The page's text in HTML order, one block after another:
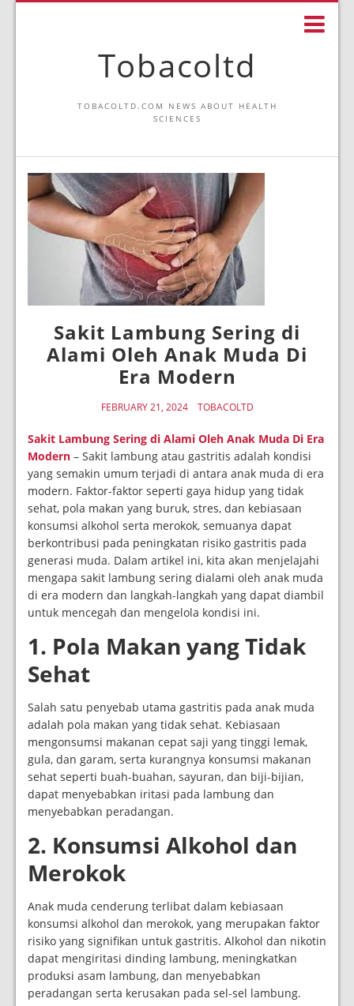
Tobacoltd
TOBACOLTD.COM NEWS ABOUT HEALTH
SCIENCES
Sakit Lambung Sering di
Alami Oleh Anak Muda Di
Era Modern
FEBRUARY 21, 2024 TOBACOLTD
Sakit Lambung Sering di Alami Oleh Anak Muda Di Era
Modern – Sakit lambung atau gastritis adalah kondisi
yang semakin umum terjadi di antara anak muda di era
modern. Faktor-faktor seperti gaya hidup yang tidak
sehat, pola makan yang buruk, stres, dan kebiasaan
konsumsi alkohol serta merokok, semuanya dapat
berkontribusi pada peningkatan risiko gastritis pada
generasi muda. Dalam artikel ini, kita akan menjelajahi
mengapa sakit lambung sering dialami oleh anak muda
di era modern dan langkah-langkah yang dapat diambil
untuk mencegah dan mengelola kondisi ini.
1. Pola Makan yang Tidak
Sehat
Salah satu penyebab utama gastritis pada anak muda
adalah pola makan yang tidak sehat. Kebiasaan
mengonsumsi makanan cepat saji yang tinggi lemak,
gula, dan garam, serta kurangnya konsumsi makanan
sehat seperti buah-buahan, sayuran, dan biji-bijian,
dapat menyebabkan iritasi pada lambung dan
menyebabkan peradangan.
2. Konsumsi Alkohol dan
Merokok
Anak muda cenderung terlibat dalam kebiasaan
konsumsi alkohol dan merokok, yang merupakan faktor
risiko yang signifikan untuk gastritis. Alkohol dan nikotin
dapat mengiritasi dinding lambung, meningkatkan
produksi asam lambung, dan menyebabkan
peradangan serta kerusakan pada sel-sel lambung.